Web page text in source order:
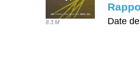
8.3 M Date